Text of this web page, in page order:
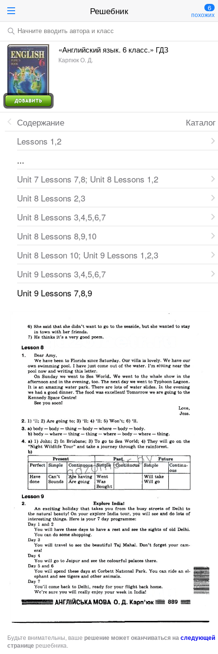
Решебник 6
похожих
Начните вводить автора и класс
«Английский язык. 6 класс.» ГДЗ
Карпюк О. Д.
Каталог
Содержание
Lessons 1,2
...
Unit 7 Lessons 7,8; Unit 8 Lessons 1,2
Unit 8 Lessons 2,3
Unit 8 Lessons 3,4,5,6,7
Unit 8 Lessons 8,9,10
Unit 8 Lesson 10; Unit 9 Lessons 1,2,3
Unit 9 Lessons 3,4,5,6,7
Unit 9 Lessons 7,8,9
Будьте внимательны, ваше решение может оканчиваться наследующей
странице решебника.